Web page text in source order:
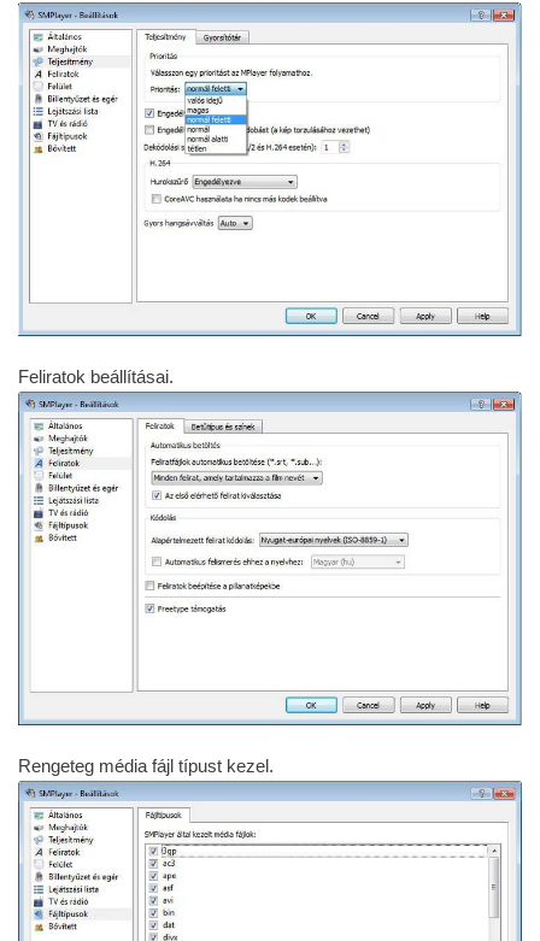
Feliratok beállításai.
Rengeteg média fájl típust kezel.